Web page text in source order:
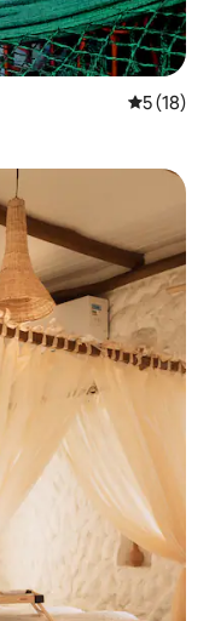
平均评分
5 (18)